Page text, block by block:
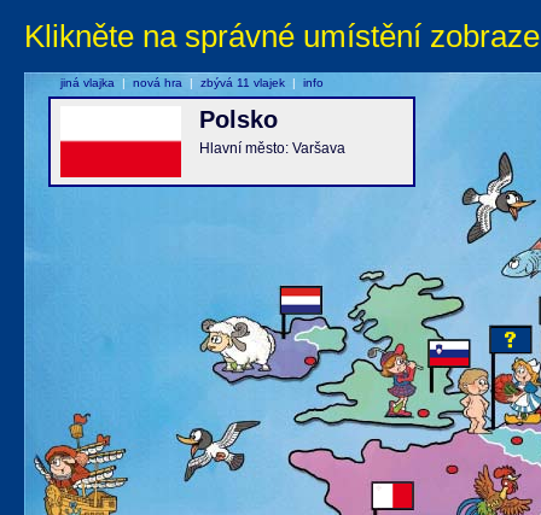
Klikněte na správné umístění
Polsko
Hlavní město: Varšava
jiná vlajka | nová hra | zbývá 11 vlajek | info